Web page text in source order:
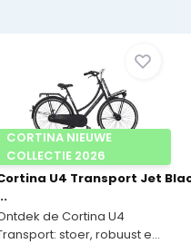
CORTINA NIEUWE
COLLECTIE 2026
U4 Transport Jet
de Cortina U4
stoer, robuust e...